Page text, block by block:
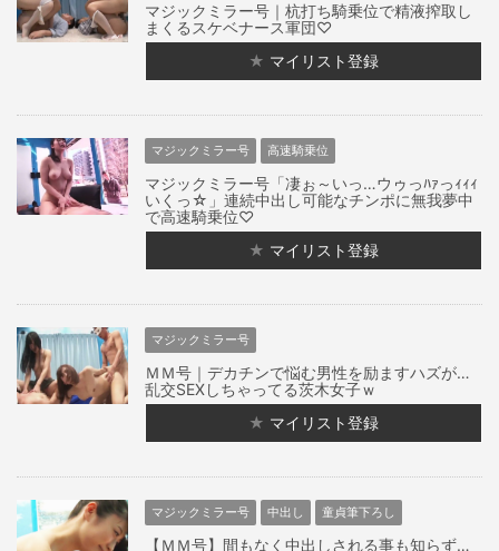
マジックミラー号｜杭打ち騎乗位で精液搾取し
まくるスケベナース軍団♡
★ マイリスト登録
マジックミラー号 高速騎乗位
マジックミラー号「凄ぉ～いっ…ウゥっﾊｧっｨｨｨ
いくっ☆」連続中出し可能なチンポに無我夢中
で高速騎乗位♡
★ マイリスト登録
マジックミラー号
ＭＭ号｜デカチンで悩む男性を励ますハズが…
乱交SEXしちゃってる茨木女子ｗ
★ マイリスト登録
マジックミラー号 中出し 童貞筆下ろし
【ＭＭ号】間もなく中出しされる事も知らず…